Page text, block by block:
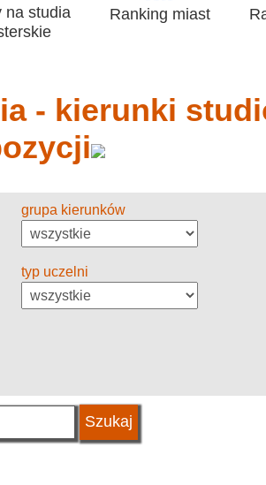
na studia
Ranking miast
- kierunki
grupa kierunków
typ uczelni